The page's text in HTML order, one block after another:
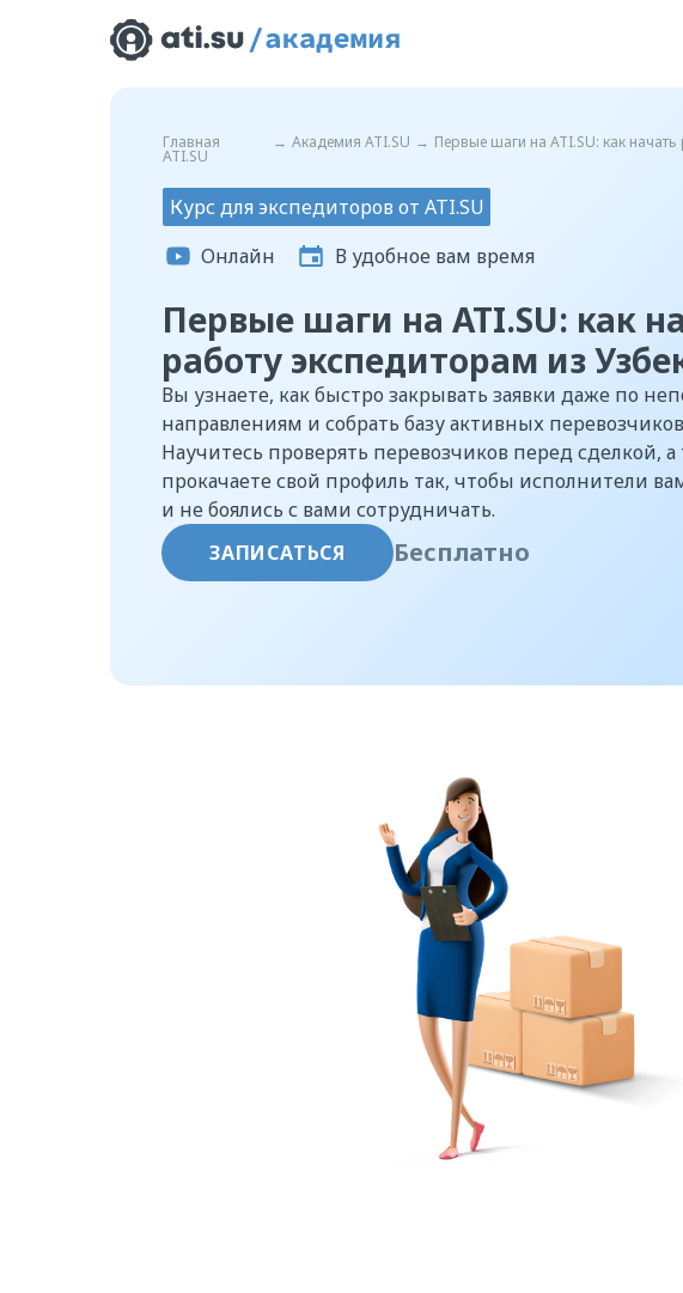
Первые шаги на ATI.SU: как
работу экспедиторам из
Вы узнаете, как быстро закрывать заявки даже по
направлениям и собрать базу активных
Научитесь проверять перевозчиков перед сделкой, а
прокачаете свой профиль так, чтобы исполнители
и не боялись с вами сотрудничать.
ЗАПИСАТЬСЯ
Бесплатно
Курс для экспедиторов от ATI.SU
Онлайн
В удобное вам время
Главная
ATI.SU
→ → Первые шаги на ATI.SU: как
Академия ATI.SU